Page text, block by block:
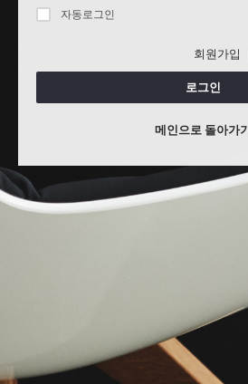
자동로그인
회원가입
로그인
메인으로 돌아가기